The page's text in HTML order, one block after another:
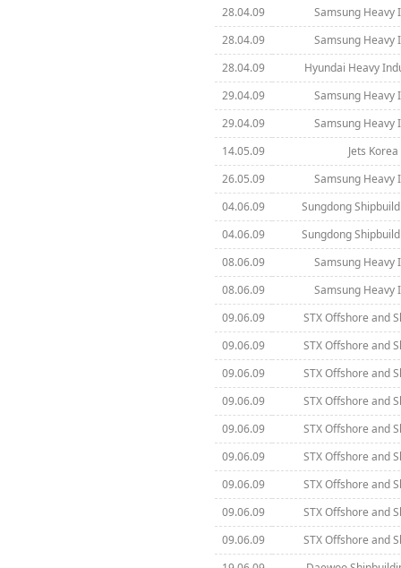
28.04.09
Samsung Heavy
28.04.09
Samsung Heavy
28.04.09
Hyundai Heavy
29.04.09
Samsung Heavy
29.04.09
Samsung Heavy
14.05.09
Jets
26.05.09
Samsung Heavy
04.06.09
Sungdong
04.06.09
Sungdong
08.06.09
Samsung Heavy
08.06.09
Samsung Heavy
09.06.09
STX Offshore and
09.06.09
STX Offshore and
09.06.09
STX Offshore and
09.06.09
STX Offshore and
09.06.09
STX Offshore and
09.06.09
STX Offshore and
09.06.09
STX Offshore and
09.06.09
STX Offshore and
09.06.09
STX Offshore and